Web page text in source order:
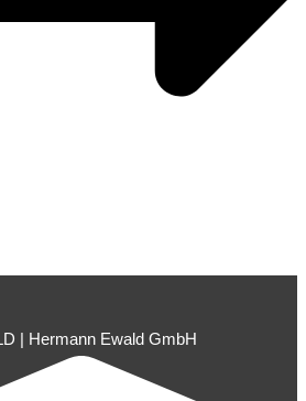
| Hermann Ewald GmbH